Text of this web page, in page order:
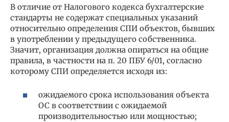
В отличие от Налогового кодекса бухгалтерские
стандарты не содержат специальных указаний
относительно определения СПИ объектов, бывших
в употреблении у предыдущего собственника.
Значит, организация должна опираться на общие
правила, в частности на п. 20 ПБУ 6/01, согласно
которому СПИ определяется исходя из:
ожидаемого срока использования объекта
ОС в соответствии с ожидаемой
производительностью или мощностью;